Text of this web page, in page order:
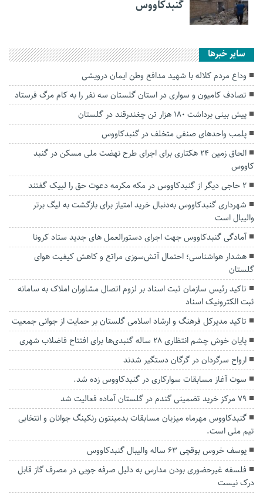
گنبدکاووس
سایر خبرها
وداع مردم کلاله با شهید مدافع وطن ایمان درویشی
تصادف کامیون و سواری در استان گلستان سه نفر را به کام مرگ فرستاد
پیش بینی برداشت ۱۸۰ هزار تن چغندرقند در گلستان
پلمب واحد‌های صنفی متخلف در گنبدکاووس
الحاق زمین ۲۴ هکتاری برای اجرای طرح نهضت ملی مسکن در گنبد
کاووس
۲ حاجی دیگر از گنبدکاووس در‌ مکه مکرمه دعوت حق را لبیک گفتند
شهرداری گنبدکاووس به‌دنبال خرید امتیاز برای بازگشت به لیگ برتر
والیبال است
آمادگی گنبدکاووس جهت اجرای دستورالعمل های جدید ستاد کرونا
هشدار هواشناسی؛ احتمال آتش‌سوزی مراتع و کاهش کیفیت هوای
گلستان
تاکید رئیس سازمان ثبت اسناد بر لزوم اتصال مشاوران املاک به سامانه
ثبت الکترونیک اسناد
تاکید مدیرکل فرهنگ و ارشاد اسلامی گلستان بر حمایت از جوانی جمعیت
پایان خوش چشم انتظاری ۲۸ ساله گنبدی‌ها برای افتتاح فاضلاب شهری
ارواح سرگردان در گرگان دستگیر شدند
سوت آغاز مسابقات سوارکاری در گنبدکاووس زده شد.
۷۹ مرکز خرید تضمینی گندم در گلستان آماده فعالیت شد
گنبدکاووس مهرماه میزبان مسابقات بدمینتون رنکینگ جوانان و انتخابی
تیم ملی است.
یوسف خروس بوقچی ۶۳ ساله والیبال گنبدکاووس
فلسفه غیرحضوری بودن مدارس به دلیل صرفه جویی در مصرف گاز قابل
درک نیست